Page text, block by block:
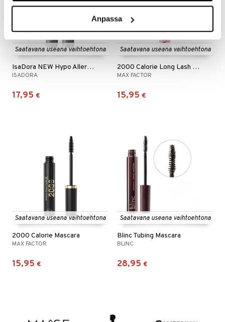
Anpassa
Saatavana useana vaihtoehtona
IsaDora NEW Hypo Allergenic Mascara
ISADORA
17,95 €
Saatavana useana vaihtoehtona
2000 Calorie Long Lash Era Mascara
MAX FACTOR
15,95 €
Saatavana useana vaihtoehtona
2000 Calorie Mascara
MAX FACTOR
15,95 €
Saatavana useana vaihtoehtona
Blinc Tubing Mascara
BLINC
28,95 €